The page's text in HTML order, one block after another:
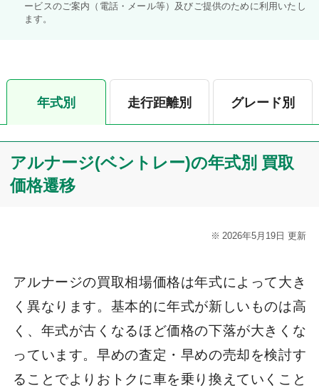
ービスのご案内（電話・メール等）及びご提供のために利用いたし
ます。
年式別 走行距離別 グレード別
アルナージ(ベントレー)の年式別 買取
価格遷移
2026年5月19日 更新
アルナージの買取相場価格は年式によって大き
く異なります。基本的に年式が新しいものは高
く、年式が古くなるほど価格の下落が大きくな
っています。早めの査定・早めの売却を検討す
ることでよりおトクに車を乗り換えていくこと